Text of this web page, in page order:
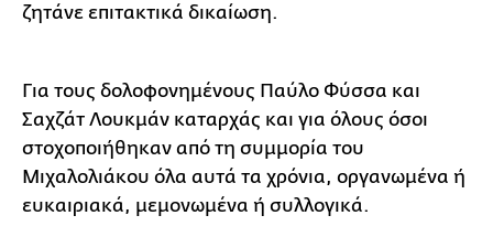
ζητάνε επιτακτικά δικαίωση.
Για τους δολοφονημένους Παύλο Φύσσα και
Σαχζάτ Λουκμάν καταρχάς και για όλους όσοι
στοχοποιήθηκαν από τη συμμορία του
Μιχαλολιάκου όλα αυτά τα χρόνια, οργανωμένα ή
ευκαιριακά, μεμονωμένα ή συλλογικά.